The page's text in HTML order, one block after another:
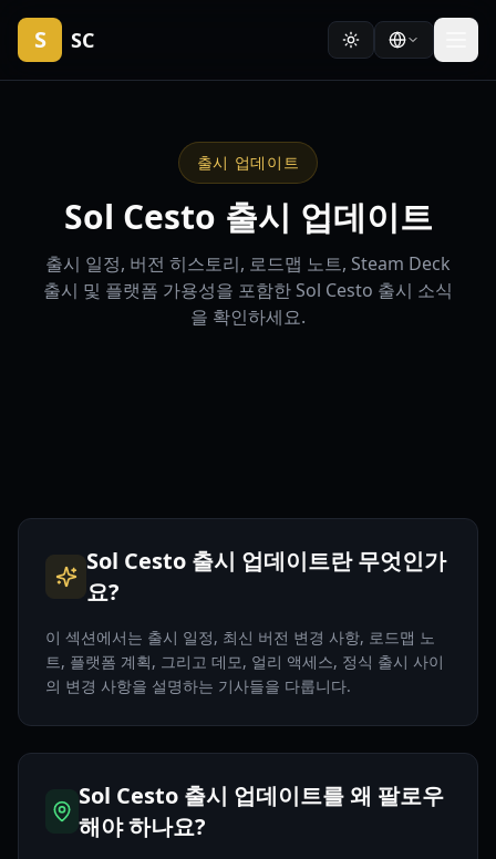
S SC
출시 업데이트
Sol Cesto 출시 업데이트
출시 일정, 버전 히스토리, 로드맵 노트, Steam Deck
출시 및 플랫폼 가용성을 포함한 Sol Cesto 출시 소식
을 확인하세요.
Sol Cesto 출시 업데이트란 무엇인가
요?
이 섹션에서는 출시 일정, 최신 버전 변경 사항, 로드맵 노
트, 플랫폼 계획, 그리고 데모, 얼리 액세스, 정식 출시 사이
의 변경 사항을 설명하는 기사들을 다룹니다.
Sol Cesto 출시 업데이트를 왜 팔로우
해야 하나요?